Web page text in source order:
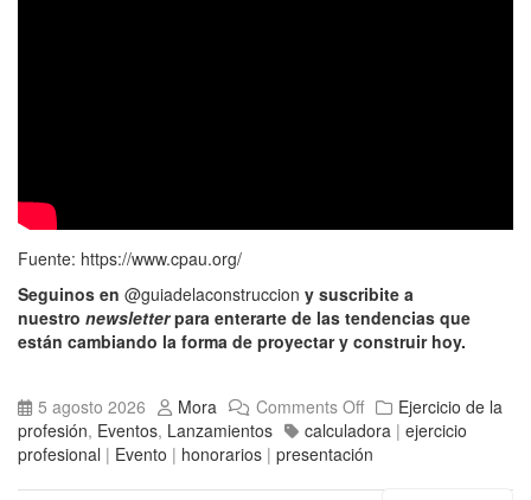
Fuente: https://www.cpau.org/
Seguinos en @guiadelaconstruccion y suscribite a
nuestro newsletterpara enterarte de las tendencias que
están cambiando la forma de proyectar y construir hoy.
5 agosto 2026 Mora Comments Off
Ejercicio de la
profesión, Eventos, Lanzamientos calculadora | ejercicio
profesional | Evento | honorarios | presentación